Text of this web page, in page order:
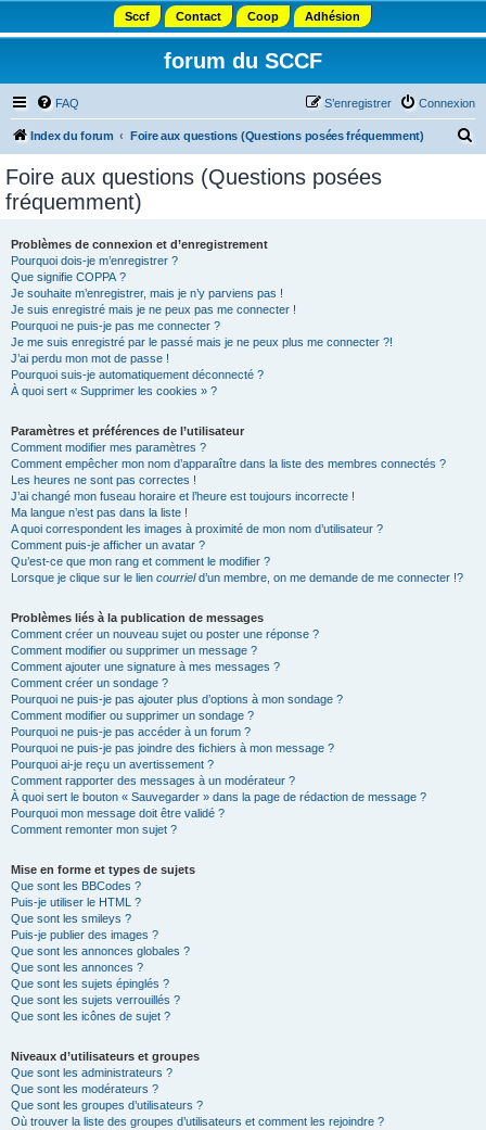
Sccf Contact Coop Adhésion
forum du SCCF
FAQ Connexion
S’enregistrer
Index du forum Foire aux questions (Questions posées fréquemment)
Foire aux questions (Questions posées
fréquemment)
Problèmes de connexion et d’enregistrement
Pourquoi dois-je m’enregistrer ?
Que signifie COPPA ?
Je souhaite m’enregistrer, mais je n’y parviens pas !
Je suis enregistré mais je ne peux pas me connecter !
Pourquoi ne puis-je pas me connecter ?
Je me suis enregistré par le passé mais je ne peux plus me connecter ?!
J’ai perdu mon mot de passe !
Pourquoi suis-je automatiquement déconnecté ?
À quoi sert « Supprimer les cookies » ?
Paramètres et préférences de l’utilisateur
Comment modifier mes paramètres ?
Comment empêcher mon nom d’apparaître dans la liste des membres connectés ?
Les heures ne sont pas correctes !
J’ai changé mon fuseau horaire et l’heure est toujours incorrecte !
Ma langue n’est pas dans la liste !
A quoi correspondent les images à proximité de mon nom d’utilisateur ?
Comment puis-je afficher un avatar ?
Qu’est-ce que mon rang et comment le modifier ?
Lorsque je clique sur le lien courrield’un membre, on me demande de me connecter !?
Problèmes liés à la publication de messages
Comment créer un nouveau sujet ou poster une réponse ?
Comment modifier ou supprimer un message ?
Comment ajouter une signature à mes messages ?
Comment créer un sondage ?
Pourquoi ne puis-je pas ajouter plus d’options à mon sondage ?
Comment modifier ou supprimer un sondage ?
Pourquoi ne puis-je pas accéder à un forum ?
Pourquoi ne puis-je pas joindre des fichiers à mon message ?
Pourquoi ai-je reçu un avertissement ?
Comment rapporter des messages à un modérateur ?
À quoi sert le bouton « Sauvegarder » dans la page de rédaction de message ?
Pourquoi mon message doit être validé ?
Comment remonter mon sujet ?
Mise en forme et types de sujets
Que sont les BBCodes ?
Puis-je utiliser le HTML ?
Que sont les smileys ?
Puis-je publier des images ?
Que sont les annonces globales ?
Que sont les annonces ?
Que sont les sujets épinglés ?
Que sont les sujets verrouillés ?
Que sont les icônes de sujet ?
Niveaux d’utilisateurs et groupes
Que sont les administrateurs ?
Que sont les modérateurs ?
Que sont les groupes d’utilisateurs ?
Où trouver la liste des groupes d’utilisateurs et comment les rejoindre ?